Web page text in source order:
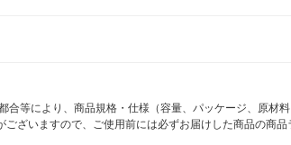
等により、商品規格・仕様（容量、パッケージ、原材
ざいますので、ご使用前には必ずお届けした商品の商